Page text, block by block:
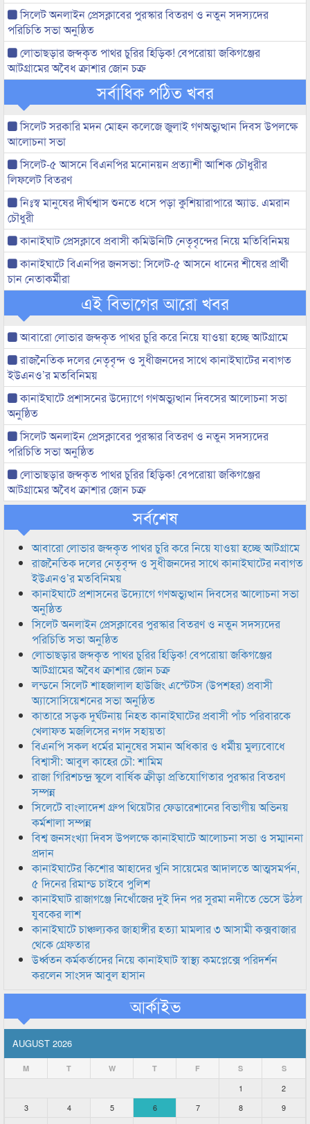
সিলেট অনলাইন প্রেসক্লাবের পুরস্কার বিতরণ ও নতুন সদস্যদের
পরিচিতি সভা অনুষ্ঠিত
লোভাছড়ার জব্দকৃত পাথর চুরির হিড়িক! বেপরোয়া জকিগঞ্জের
আটগ্রামের অবৈধ ক্রাশার জোন চক্র
সর্বাধিক পঠিত খবর
সিলেট সরকারি মদন মোহন কলেজে জুলাই গণঅভ্যুত্থান দিবস উপলক্ষে
আলোচনা সভা
সিলেট-৫ আসনে বিএনপির মনোনয়ন প্রত্যাশী আশিক চৌধুরীর
লিফলেট বিতরণ
নিঃস্ব মানুষের দীর্ঘশ্বাস শুনতে ধসে পড়া কুশিয়ারাপারে অ্যাড. এমরান
চৌধুরী
কানাইঘাট প্রেসক্লাবে প্রবাসী কমিউনিটি নেতৃবৃন্দের নিয়ে মতিবিনিময়
কানাইঘাটে বিএনপির জনসভা: সিলেট-৫ আসনে ধানের শীষের প্রার্থী
চান নেতাকর্মীরা
এই বিভাগের আরো খবর
আবারো লোভার জব্দকৃত পাথর চুরি করে নিয়ে যাওয়া হচ্ছে আটগ্রামে
রাজনৈতিক দলের নেতৃবৃন্দ ও সুধীজনদের সাথে কানাইঘাটের নবাগত
ইউএনও’র মতবিনিময়
কানাইঘাটে প্রশাসনের উদ্যোগে গণঅভ্যুত্থান দিবসের আলোচনা সভা
অনুষ্ঠিত
সিলেট অনলাইন প্রেসক্লাবের পুরস্কার বিতরণ ও নতুন সদস্যদের
পরিচিতি সভা অনুষ্ঠিত
লোভাছড়ার জব্দকৃত পাথর চুরির হিড়িক! বেপরোয়া জকিগঞ্জের
আটগ্রামের অবৈধ ক্রাশার জোন চক্র
সর্বশেষ
আবারো লোভার জব্দকৃত পাথর চুরি করে নিয়ে যাওয়া হচ্ছে আটগ্রামে
রাজনৈতিক দলের নেতৃবৃন্দ ও সুধীজনদের সাথে কানাইঘাটের নবাগত
ইউএনও’র মতবিনিময়
কানাইঘাটে প্রশাসনের উদ্যোগে গণঅভ্যুত্থান দিবসের আলোচনা সভা
অনুষ্ঠিত
সিলেট অনলাইন প্রেসক্লাবের পুরস্কার বিতরণ ও নতুন সদস্যদের
পরিচিতি সভা অনুষ্ঠিত
লোভাছড়ার জব্দকৃত পাথর চুরির হিড়িক! বেপরোয়া জকিগঞ্জের
আটগ্রামের অবৈধ ক্রাশার জোন চক্র
লন্ডনে সিলেট শাহজালাল হাউজিং এস্টেটস (উপশহর) প্রবাসী
অ্যাসোসিয়েশনের সভা অনুষ্ঠিত
কাতারে সড়ক দুর্ঘটনায় নিহত কানাইঘাটের প্রবাসী পাঁচ পরিবারকে
খেলাফত মজলিসের নগদ সহায়তা
বিএনপি সকল ধর্মের মানুষের সমান অধিকার ও ধর্মীয় মুল্যবোধে
বিশ্বাসী: আবুল কাহের চৌ: শামিম
রাজা গিরিশচন্দ্র স্কুলে বার্ষিক ক্রীড়া প্রতিযোগিতার পুরস্কার বিতরণ
সম্পন্ন
সিলেটে বাংলাদেশ গ্রুপ থিয়েটার ফেডারেশানের বিভাগীয় অভিনয়
কর্মশালা সম্পন্ন
বিশ্ব জনসংখ্যা দিবস উপলক্ষে কানাইঘাটে আলোচনা সভা ও সম্মাননা
প্রদান
কানাইঘাটের কিশোর আহাদের খুনি সায়েমের আদালতে আত্মসমর্পন,
৫ দিনের রিমান্ড চাইবে পুলিশ
কানাইঘাট রাজাগঞ্জে নিখোঁজের দুই দিন পর সুরমা নদীতে ভেসে উঠল
যুবকের লাশ
কানাইঘাটে চাঞ্চল্যকর জাহাঙ্গীর হত্যা মামলার ৩ আসামী কক্সবাজার
থেকে গ্রেফতার
উর্ধ্বতন কর্মকর্তাদের নিয়ে কানাইঘাট স্বাস্থ্য কমপ্লেক্সে পরিদর্শন
করলেন সাংসদ আবুল হাসান
আর্কাইভ
AUGUST 2026
M T W T F S S
1
2
3
4 5 6 7 8
9